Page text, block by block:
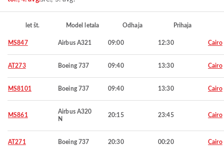
let št. Model letala Odhaja Prihaja
MS847 Airbus A321 09:00 12:30 Cairo
AT273 Boeing 737 09:40 13:30 Cairo
MS8101 Boeing 737 09:40 13:30 Cairo
MS861
Airbus A320
N
20:15 23:45 Cairo
AT271 Boeing 737 20:30 00:20 Cairo